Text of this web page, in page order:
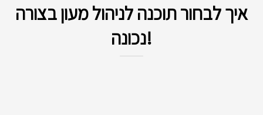
איך לבחור תוכנה לניהול מעון בצורה
נכונה!